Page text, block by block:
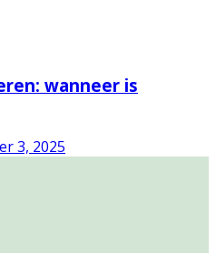
wanneer is
3, 2025